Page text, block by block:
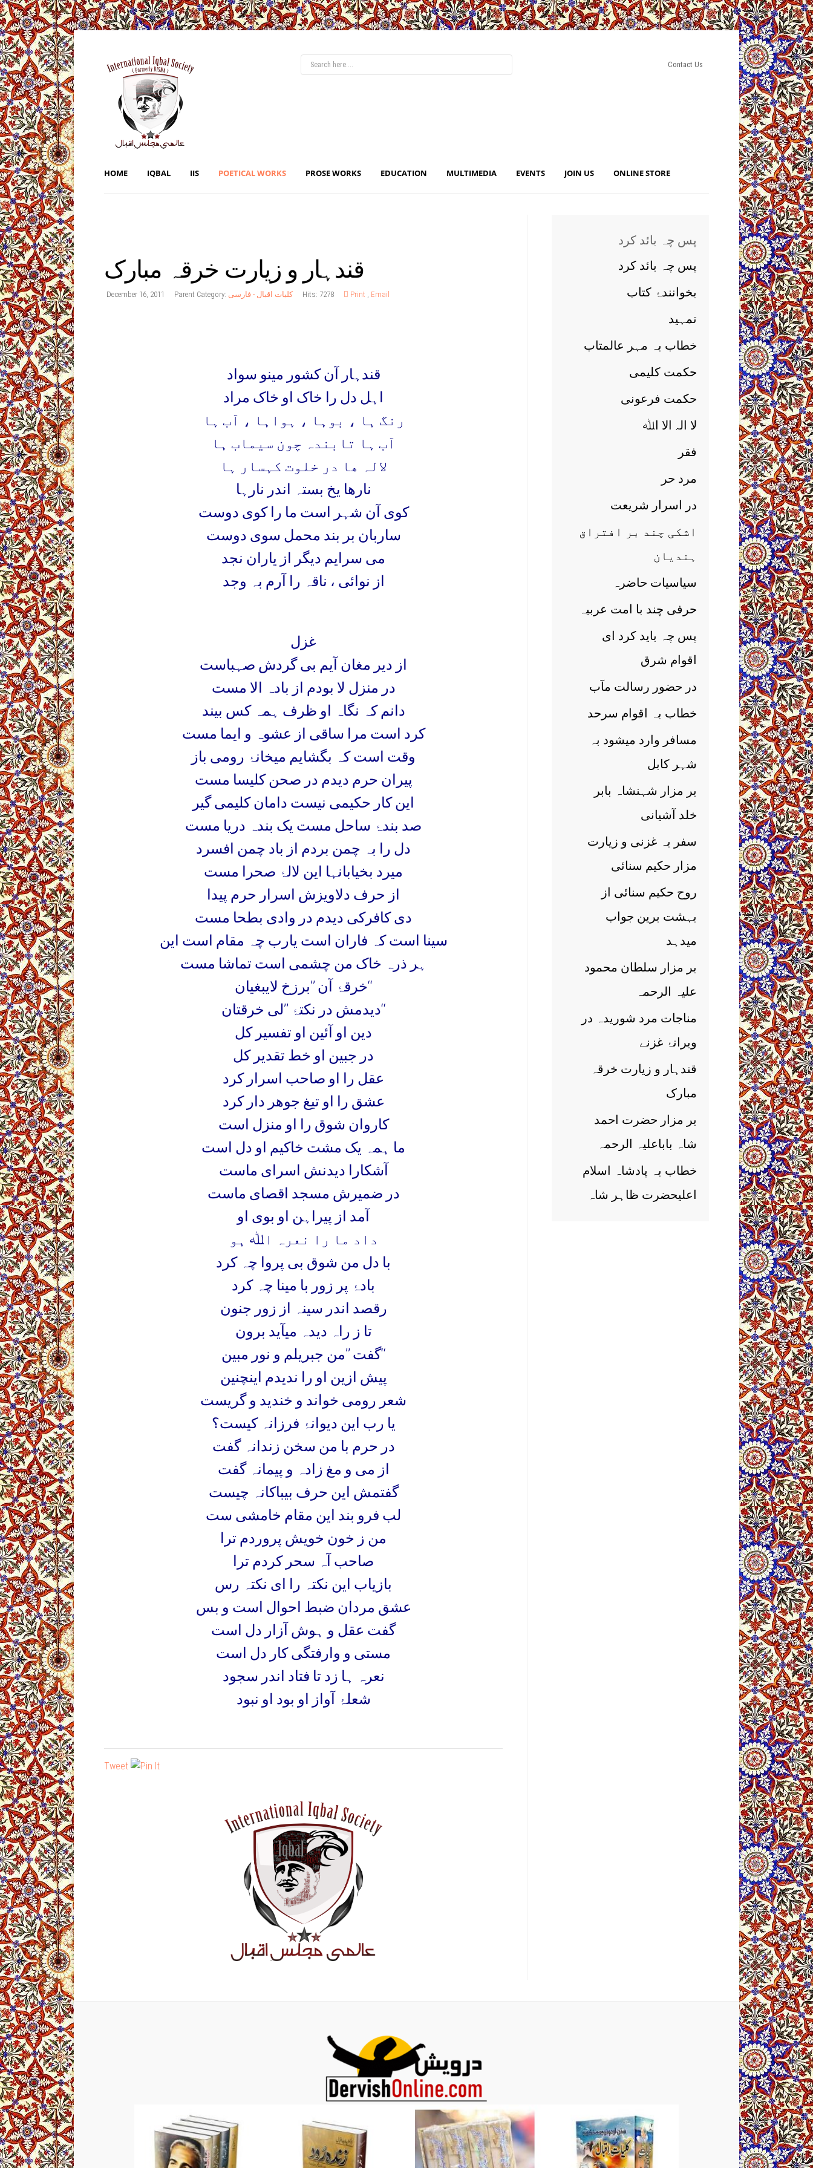
Contact Us
HOME IQBAL IIS POETICAL WORKS PROSE WORKS EDUCATION MULTIMEDIA EVENTS JOIN US ONLINE STORE
قندہار و زیارت خرقہ مبارک
December 16, 2011 Parent Category: کلیات اقبال - فارسی Hits: 7278 Print , Email
قندہار آن کشور مینو سواد
اہل دل را خاک او خاک مراد
رنگ ہا ، بوہا ، ہواہا ، آب ہا
آب ہا تابندہ چون سیماب ہا
لالہ ھا در خلوت کہسار ہا
نارھا یخ بستہ اندر نارہا
کوی آن شہر است ما را کوی دوست
ساربان بر بند محمل سوی دوست
می سرایم دیگر از یاران نجد
از نوائی ، ناقہ را آرم بہ وجد
غزل
از دیر مغان آیم بی گردش صہباست
در منزل لا بودم از بادہ الا مست
دانم کہ نگاہ او ظرف ہمہ کس بیند
کرد است مرا ساقی از عشوہ و ایما مست
وقت است کہ بگشایم میخانہ رومی باز
پیران حرم دیدم در صحن کلیسا مست
این کار حکیمی نیست دامان کلیمی گیر
صد بندہ ساحل مست یک بندہ دریا مست
دل را بہ چمن بردم از باد چمن افسرد
میرد بخیابانہا این لالہ صحرا مست
از حرف دلاویزش اسرار حرم پیدا
دی کافرکی دیدم در وادی بطحا مست
سینا است کہ فاران است یارب چہ مقام است این
ہر ذرہ خاک من چشمی است تماشا مست
خرقہآن ’’برزخ لایبغیان‘‘
دیدمش در نکتہ’’لی خرقتان‘‘
دین او آئین او تفسیر کل
در جبین او خط تقدیر کل
عقل را او صاحب اسرار کرد
عشق را او تیغ جوھر دار کرد
کاروان شوق را او منزل است
ما ہمہ یک مشت خاکیم او دل است
آشکارا دیدنش اسرای ماست
در ضمیرش مسجد اقصای ماست
آمد از پیراہن او بوی او
داد ما را نعرہ اﷲ ہو
با دل من شوق بی پروا چہ کرد
بادہ پر زور با مینا چہ کرد
رقصد اندر سینہ از زور جنون
تا ز راہ دیدہ میآید برون
گفت ’’من جبریلم و نور مبین‘‘
پیش ازین او را ندیدم اینچنین
شعر رومی خواند و خندید و گریست
یا رب این دیوانہ فرزانہ کیست؟
در حرم با من سخن زندانہ گفت
از می و مغ زادہ و پیمانہ گفت
گفتمش این حرف بیباکانہ چیست
لب فرو بند این مقام خامشی ست
من ز خون خویش پروردم ترا
صاحب آہ سحر کردم ترا
بازیاب این نکتہ را ای نکتہ رس
عشق مردان ضبط احوال است و بس
گفت عقل و ہوش آزار دل است
مستی و وارفتگی کار دل است
نعرہ ہا زد تا فتاد اندر سجود
شعلہ
آواز او بود او نبود
Tweet
پس چہ بائد کرد
پس چہ بائد کرد
بخوانندۂ کتاب
تمہید
خطاب بہ مہر عالمتاب
حکمت کلیمی
حکمت فرعونی
لا الہ الا اﷲ
فقر
مرد حر
در اسرار شریعت
اشکی چند بر افتراق
ہندیان
سیاسیات حاضرہ
حرفی چند با امت عربیہ
پس چہ باید کرد ای
اقوام شرق
در حضور رسالت مآب
خطاب بہ اقوام سرحد
مسافر وارد میشود بہ
شہر کابل
بر مزار شہنشاہ بابر
خلد آشیانی
سفر بہ غزنی و زیارت
مزار حکیم سنائی
روح حکیم سنائی از
بہشت برین جواب
میدہد
بر مزار سلطان محمود
علیہ الرحمہ
مناجات مرد شوریدہ در
ویرانۂ غزنے
قندہار و زیارت خرقہ
مبارک
بر مزار حضرت احمد
شاہ باباعلیہ الرحمہ
خطاب بہ پادشاہ اسلام
اعلیحضرت ظاہر شاہ